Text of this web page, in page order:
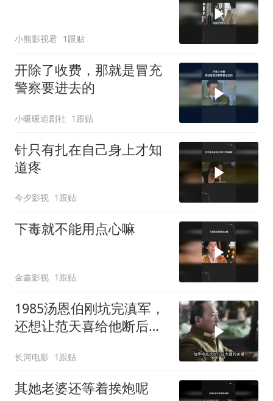
小熊影视君 1跟贴
开除了收费，那就是冒充
警察要进去的
小暖暖追剧社 1跟贴
针只有扎在自己身上才知
道疼
今夕影视 1跟贴
下毒就不能用点心嘛
金鑫影视 1跟贴
1985汤恩伯刚坑完滇军，
还想让范天喜给他断后，
人
长河电影 1跟贴
其她老婆还等着挨炮呢